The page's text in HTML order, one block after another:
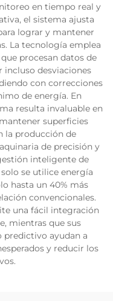
en tiempo real y
el sistema ajusta
lograr y mantener
La tecnología emplea
procesan datos de
incluso desviaciones
con correcciones
de energía. En
resulta invaluable en
superficies
la producción de
de precisión y
inteligente de
se utilice energía
hasta un 40% más
convencionales.
una fácil integración
mientras que sus
predictivo ayudan a
y reducir los